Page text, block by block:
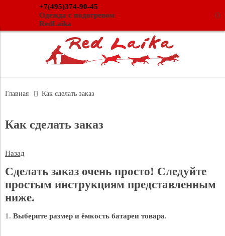
+7(495)374-90-45
Одежда с подогревом
RedLaika
()
Главная Как сделать заказ
Как сделать заказ
Назад
Сделать заказ очень просто! Следуйте
простым инструкциям представленным
ниже.
1. Выберите размер и ёмкость батареи товара.